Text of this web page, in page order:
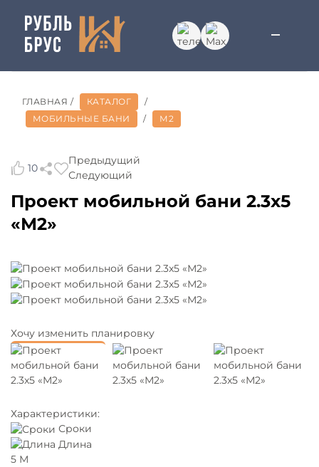
ГЛАВНАЯ / КАТАЛОГ
/
МОБИЛЬНЫЕ БАНИ
/ М2
10
Предыдущий
Следующий
Проект мобильной бани 2.3x5
«М2»
Хочу изменить планировку
Характеристики:
Сроки
Длина
5 М